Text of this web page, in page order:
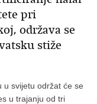
pri
održava se
stiže
u svijetu održat će se
u trajanju od tri